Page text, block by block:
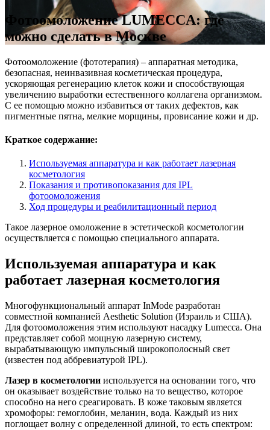
Фотоомоложение LUMECCA: где
можно сделать в Москве
Фотоомоложение (фототерапия) – аппаратная методика,
безопасная, неинвазивная косметическая процедура,
ускоряющая регенерацию клеток кожи и способствующая
увеличению выработки естественного коллагена организмом.
С ее помощью можно избавиться от таких дефектов, как
пигментные пятна, мелкие морщины, провисание кожи и др.
Краткое содержание:
Используемая аппаратура и как работает лазерная
косметология
Показания и противопоказания для IPL
фотоомоложения
Ход процедуры и реабилитационный период
Такое лазерное омоложение в эстетической косметологии
осуществляется с помощью специального аппарата.
Используемая аппаратура и как
работает лазерная косметология
Многофункциональный аппарат InMode разработан
совместной компанией Aesthetic Solution (Израиль и США).
Для фотоомоложения этим используют насадку Lumecca. Она
представляет собой мощную лазерную систему,
вырабатывающую импульсный широкополосный свет
(известен под аббревиатурой IPL).
Лазер в косметологии используется на основании того, что
он оказывает воздействие только на то вещество, которое
способно на него среагировать. В коже таковым является
хромофоры: гемоглобин, меланин, вода. Каждый из них
поглощает волну с определенной длиной, то есть спектром: